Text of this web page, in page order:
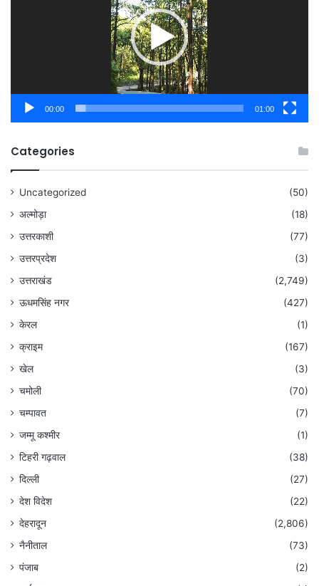
00:00 01:00
Categories
Uncategorized
(50)
अल्मोड़ा
(18)
उत्तरकाशी
(77)
उत्तरप्रदेश
(3)
उत्तराखंड
(2,749)
ऊधमसिंह नगर
(427)
केरल
(1)
क्राइम
(167)
खेल
(3)
चमोली
(70)
चम्पावत
(7)
जम्मू कश्मीर
(1)
टिहरी गढ़वाल
(38)
दिल्ली
(27)
देश विदेश
(22)
देहरादून
(2,806)
नैनीताल
(73)
पंजाब
(2)